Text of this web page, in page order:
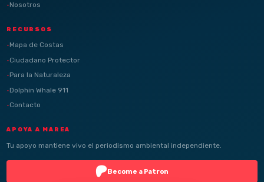
Nosotros
RECURSOS
Mapa de Costas
Ciudadano Protector
Para la Naturaleza
Dolphin Whale 911
Contacto
APOYA A MAREA
Tu apoyo mantiene vivo el periodismo ambiental independiente.
Become a Patron